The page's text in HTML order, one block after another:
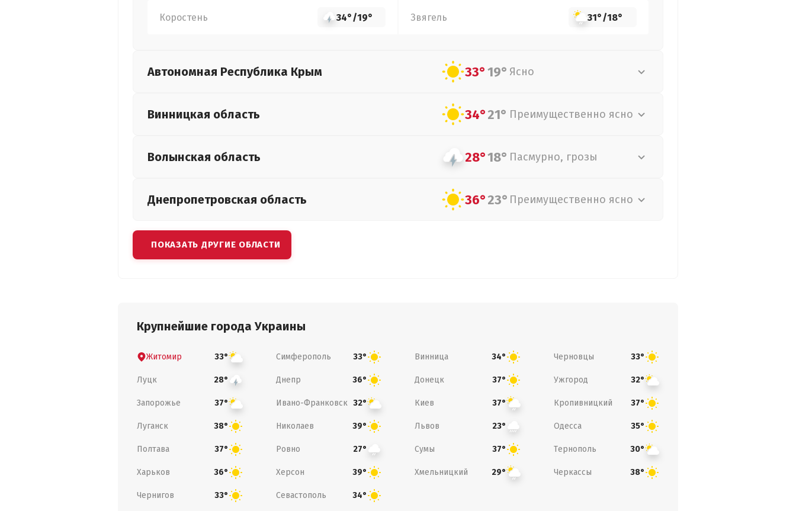
Коростень 34°/19° Звягель 31°/18°
Автономная Республика Крым 33°19° Ясно
Винницкая область 34°21° Преимущественно ясно
Волынская область 28°18° Пасмурно, грозы
Днепропетровская область 36°23° Преимущественно ясно
ПОКАЗАТЬ ДРУГИЕ ОБЛАСТИ
Крупнейшие города Украины
Житомир 33° Симферополь 33° Винница 34° Черновцы 33°
Луцк 28° Днепр 36° Донецк 37° Ужгород 32°
Запорожье 37° Ивано-Франковск 32° Киев 37° Кропивницкий 37°
Луганск 38° Николаев 39° Львов 23° Одесса 35°
Полтава 37° Ровно 27° Сумы 37° Тернополь 30°
Харьков 36° Херсон 39° Хмельницкий 29° Черкассы 38°
Чернигов 33° Севастополь 34°